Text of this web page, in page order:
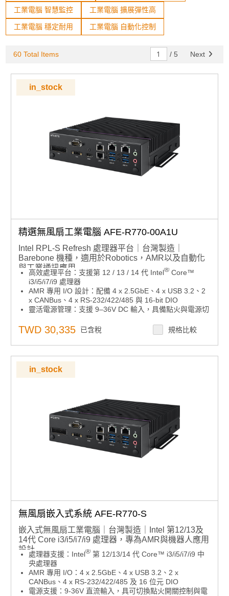
工業電腦 智慧監控 工業電腦 擴展彈性高
工業電腦 穩定耐用 工業電腦 自動化控制
60 Total Items / 5 Next
in_stock
精選無風扇工業電腦 AFE-R770-00A1U
Intel RPL-S Refresh 處理器平台｜台灣製造｜
Barebone 機種，適用於Robotics，AMR以及自動化
與工業通訊應用
高效處理平台：支援第 12 / 13 / 14 代 Intel® Core™
i3/i5/i7/i9 處理器
AMR 專用 I/O 設計：配備 4 x 2.5GbE、4 x USB 3.2、2
x CANBus、4 x RS-232/422/485 與 16-bit DIO
靈活電源管理：支援 9–36V DC 輸入，具備點火與電源切
強化 ESD 保護：接觸放電 8KV，空氣放電 15KV
工業級耐環境：寬溫操作範圍 -20 至 65°C，適應多樣應
用場域
軟體整合支援：相容 Ubuntu 22.04，內建 Advantech
Robotic Suite
期間限定優惠可填寫表單洽專人
TWD 30,335 已含稅 規格比較
in_stock
無風扇嵌入式系統 AFE-R770-S
嵌入式無風扇工業電腦｜台灣製造｜Intel 第12/13及
14代 Core i3/i5/i7/i9 處理器，專為AMR與機器人應用
設計
處理器支援：Intel® 第 12/13/14 代 Core™ i3/i5/i7/i9 中
央處理器
AMR 專用 I/O：4 x 2.5GbE、4 x USB 3.2、2 x
CANBus、4 x RS-232/422/485 及 16 位元 DIO
電源支援：9-36V 直流輸入，具可切換點火開關控制與電